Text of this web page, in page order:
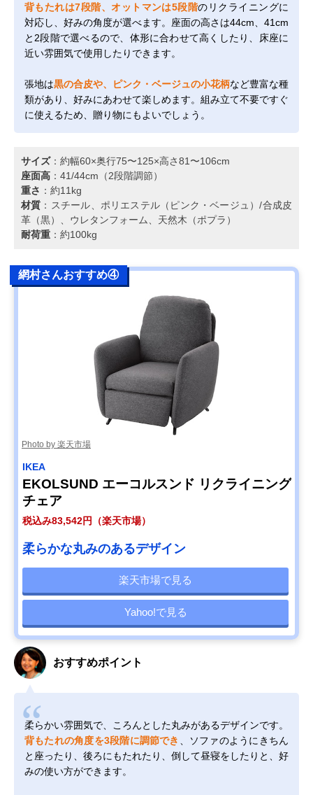
背もたれは7段階、オットマンは5段階のリクライニングに
対応し、好みの角度が選べます。座面の高さは44cm、41cm
と2段階で選べるので、体形に合わせて高くしたり、床座に
近い雰囲気で使用したりできます。
張地は黒の合皮や、ピンク・ベージュの小花柄など豊富な種
類があり、好みにあわせて楽しめます。組み立て不要ですぐ
に使えるため、贈り物にもよいでしょう。
サイズ：約幅60×奥行75〜125×高さ81〜106cm
座面高 ：41/44cm（2段階調節）
重さ ：約11kg
材質 ：スチール、ポリエステル（ピンク・ベージュ）/合成皮
革（黒）、ウレタンフォーム、天然木（ポプラ）
耐荷重 ：約100kg
網村さんおすすめ④
Photo by 楽天市場
IKEA
EKOLSUND エーコルスンド リクライニング
チェア
税込み83,542円（楽天市場）
柔らかな丸みのあるデザイン
楽天市場で見る
Yahoo!で見る
おすすめポイント
柔らかい雰囲気で、ころんとした丸みがあるデザインです。
背もたれの角度を3段階に調節でき
、ソファのようにきちん
と座ったり、後ろにもたれたり、倒して昼寝をしたりと、好
みの使い方ができます。